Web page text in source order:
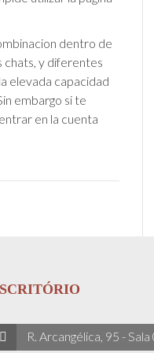
dentro de
chats, y diferentes
elevada capacidad
embargo si te
en la cuenta
R. Arcangélica, 95 -